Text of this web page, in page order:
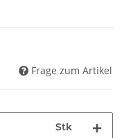
Frage zum Artikel
Stk